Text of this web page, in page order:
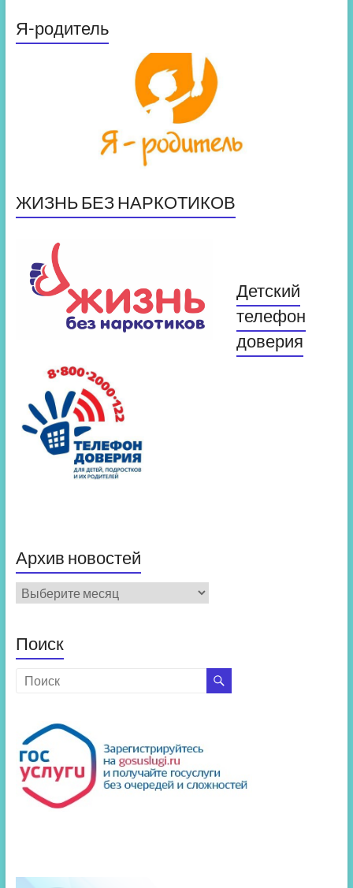
Я-родитель
ЖИЗНЬ БЕЗ НАРКОТИКОВ
Детский
телефон
доверия
Архив новостей
Архив
новостей
Поиск